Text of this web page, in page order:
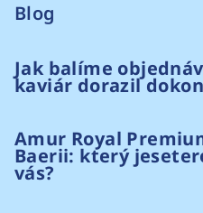
Blog
Jak balíme
kaviár dorazil
Amur Royal
Baerii: který
vás?